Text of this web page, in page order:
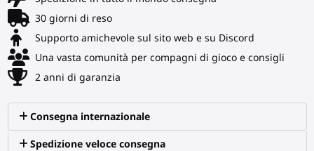
30 giorni di reso
Supporto amichevole sul sito web e su Discord
Una vasta comunità per compagni di gioco e consigli
2 anni di garanzia
Consegna internazionale
Spedizione veloce consegna